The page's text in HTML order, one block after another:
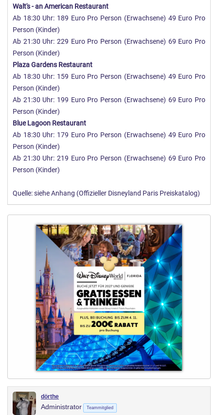
Walt's - an American Restaurant
Ab 18:30 Uhr: 189 Euro Pro Person (Erwachsene) 49 Euro Pro
Person (Kinder)
Ab 21:30 Uhr: 229 Euro Pro Person (Erwachsene) 69 Euro Pro
Person (Kinder)
Plaza Gardens Restaurant
Ab 18:30 Uhr: 159 Euro Pro Person (Erwachsene) 49 Euro Pro
Person (Kinder)
Ab 21:30 Uhr: 199 Euro Pro Person (Erwachsene) 69 Euro Pro
Person (Kinder)
Blue Lagoon Restaurant
Ab 18:30 Uhr: 179 Euro Pro Person (Erwachsene) 49 Euro Pro
Person (Kinder)
Ab 21:30 Uhr: 219 Euro Pro Person (Erwachsene) 69 Euro Pro
Person (Kinder)
Quelle: siehe Anhang (Offizieller Disneyland Paris Preiskatalog)
dörthe
Administrator Teammitglied